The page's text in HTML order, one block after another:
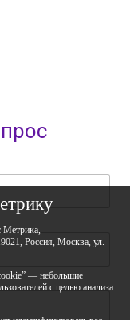
Метрика,
Россия, Москва, ул.
— небольшие
с целью анализа